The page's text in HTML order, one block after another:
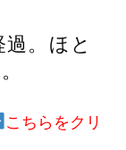
。ほと
こちらをクリ